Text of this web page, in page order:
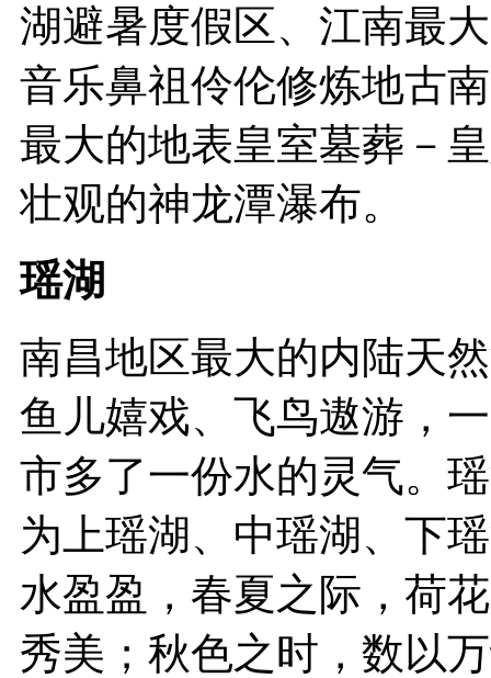
湖避暑度假区、江南最
音乐鼻祖伶伦修炼地古
最大的地表皇室墓葬－
壮观的神龙潭瀑布。
瑶湖
南昌地区最大的内陆天
鱼儿嬉戏、飞鸟遨游，
市多了一份水的灵气。
为上瑶湖、中瑶湖、下
水盈盈，春夏之际，荷
秀美；秋色之时，数以